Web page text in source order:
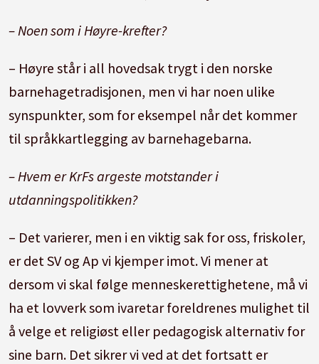
– Noen som i Høyre-krefter?
– Høyre står i all hovedsak trygt i den norske
barnehagetradisjonen, men vi har noen ulike
synspunkter, som for eksempel når det kommer
til språkkartlegging av barnehagebarna.
– Hvem er KrFs argeste motstander i
utdanningspolitikken?
– Det varierer, men i en viktig sak for oss, friskoler,
er det SV og Ap vi kjemper imot. Vi mener at
dersom vi skal følge menneskerettighetene, må vi
ha et lovverk som ivaretar foreldrenes mulighet til
å velge et religiøst eller pedagogisk alternativ for
sine barn. Det sikrer vi ved at det fortsatt er